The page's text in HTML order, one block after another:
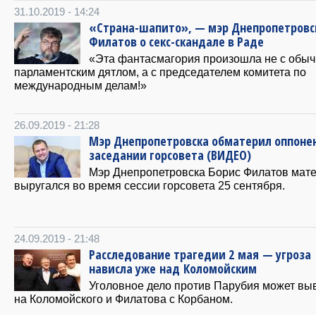
31.10.2019 - 14:24
«Страна-шапито», — мэр
Филатов о секс-скандале в Раде
«Эта фантасмагория произошла не с
парламентским дятлом, а с председателем комитета по
международным делам!»
26.09.2019 - 21:28
Мэр Днепропетровска обматерил
заседании горсовета (ВИДЕО)
Мэр Днепропетровска Борис Филатов
выругался во время сессии горсовета 25 сентября.
24.09.2019 - 21:48
Расследование трагедии 2 мая — угроза
нависла уже над Коломойским
Уголовное дело против Парубия может
на Коломойского и Филатова с Корбаном.